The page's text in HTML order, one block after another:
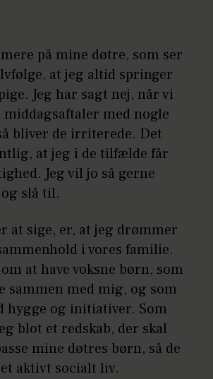
på mine døtre, som ser
at jeg altid springer
Jeg har sagt nej, når vi
med nogle
bliver de irriterede. Det
at jeg i de tilfælde får
Jeg vil jo så gerne
slå til.
at sige, er, at jeg drømmer
i vores familie.
at have voksne børn, som
sammen med mig, og som
hygge og initiativer. Som
blot et redskab, der skal
mine døtres børn, så de
aktivt socialt liv.